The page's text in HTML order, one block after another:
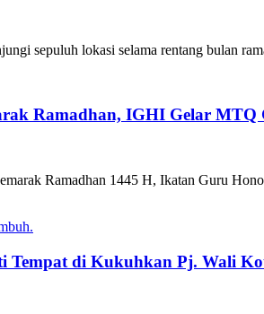
sepuluh lokasi selama rentang bulan
Ramadhan, IGHI Gelar MTQ
Ramadhan 1445 H, Ikatan Guru
Tempat di Kukuhkan Pj. Wali